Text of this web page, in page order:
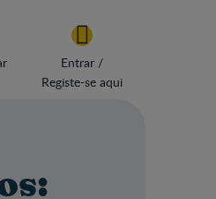
Entrar /
Registe-se aqui